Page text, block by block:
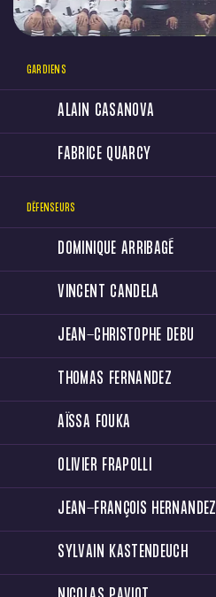
GARDIENS
ALAIN CASANOVA
FABRICE QUARCY
DÉFENSEURS
DOMINIQUE ARRIBAGÉ
VINCENT CANDELA
JEAN-CHRISTOPHE DEBU
THOMAS FERNANDEZ
AÏSSA FOUKA
OLIVIER FRAPOLLI
JEAN-FRANÇOIS HERNANDEZ
SYLVAIN KASTENDEUCH